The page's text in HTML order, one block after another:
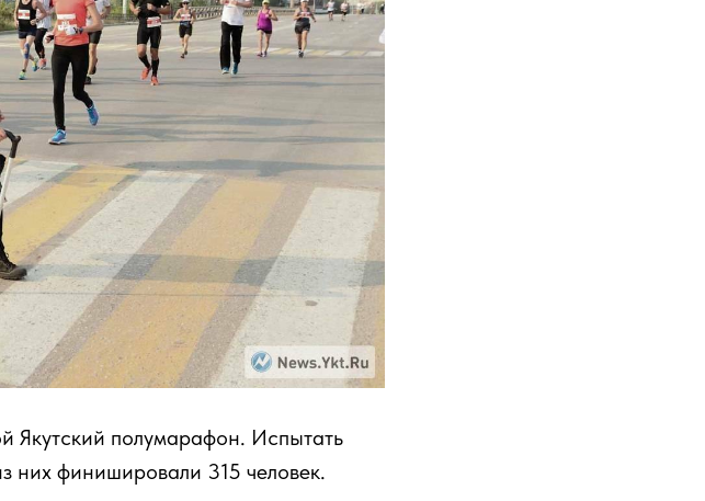
Якутский полумарафон. Испытать
них финишировали 315 человек.